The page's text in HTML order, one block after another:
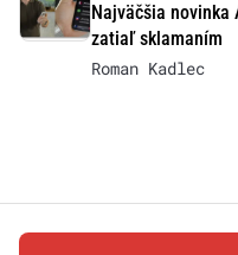
Najväčšia novinka
zatiaľ sklamaním
Roman Kadlec